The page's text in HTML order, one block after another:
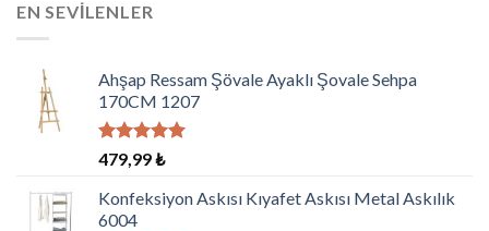
EN SEVILENLER
Ahşap Ressam Şövale Ayaklı Şovale Sehpa
170CM 1207
5 üzerinden
5.00oy
aldı
479,99₺
Konfeksiyon Askısı Kıyafet Askısı Metal Askılık
6004